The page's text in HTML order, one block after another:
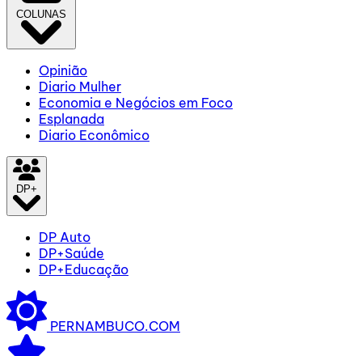
COLUNAS
Opinião
Diario Mulher
Economia e Negócios em Foco
Esplanada
Diario Econômico
DP+
DP Auto
DP+Saúde
DP+Educação
PERNAMBUCO.COM